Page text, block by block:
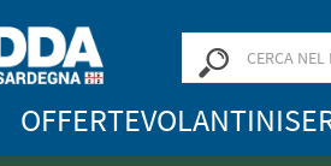
OFFERTEVOLANTINI